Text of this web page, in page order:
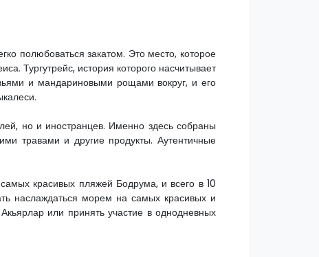
полюбоваться закатом. Это место, которое
Тургутрейс, история которого насчитывает
и мандариновыми рощами вокруг, и его
но и иностранцев. Именно здесь собраны
травами и другие продукты. Аутентичные
красивых пляжей Бодрума, и всего в 10
наслаждаться морем на самых красивых и
или принять участие в однодневных